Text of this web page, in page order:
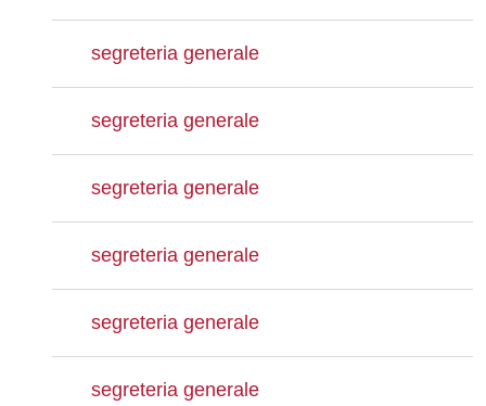
segreteria generale
segreteria generale
segreteria generale
segreteria generale
segreteria generale
segreteria generale